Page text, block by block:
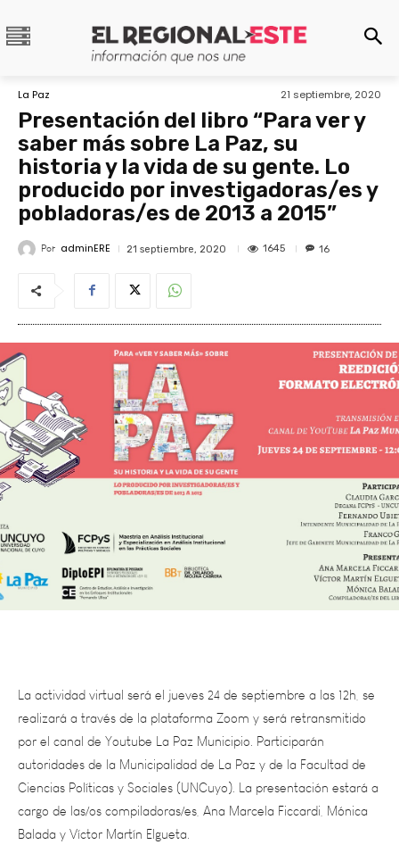
La Paz 21 septiembre, 2020
Presentación del libro “Para ver y
saber más sobre La Paz, su
historia y la vida de su gente. Lo
producido por investigadoras/es y
pobladoras/es de 2013 a 2015”
Por adminERE 21 septiembre, 2020 1645 16
realizará a través de la plataforma Zoom y será retransmitido
por el canal de Youtube La Paz Municipio. Participarán
autoridades de la Municipalidad de La Paz y de la Facultad de
Ciencias Políticas y Sociales (UNCuyo). La presentación estará a
cargo de las/os compiladoras/es, Ana Marcela Ficcardi, Mónica
Balada y Víctor Martín Elgueta.